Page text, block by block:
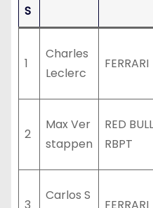
S
1
Charles
Leclerc
FERRARI
2
Max Ver
stappen
RED
RBPT
Carlos S